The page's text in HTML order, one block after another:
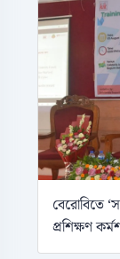
বেরোবিতে
প্রশিক্ষণ